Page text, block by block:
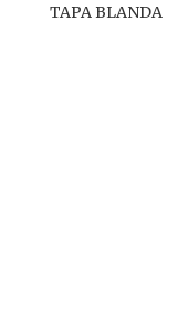
TAPA BLANDA